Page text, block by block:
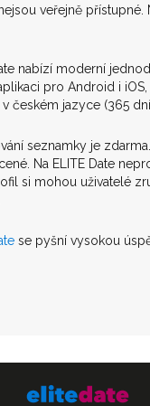
veřejně přístupné.
nabízí moderní
pro Android i
českém jazyce (365 dní
seznamky je
Na ELITE Date
si mohou uživatelé
se pyšní vysokou